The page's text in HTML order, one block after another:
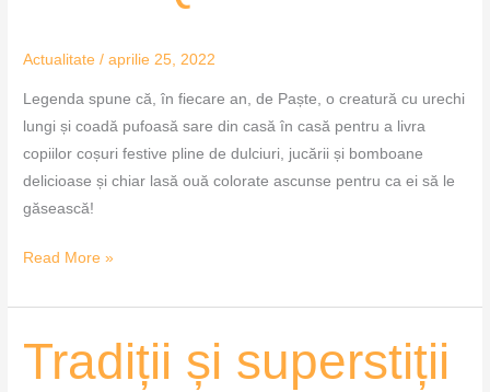
Actualitate /aprilie 25, 2022
Legenda spune că, în fiecare an, de Paște, o creatură cu urechi
lungi și coadă pufoasă sare din casă în casă pentru a livra
copiilor coșuri festive pline de dulciuri, jucării și bomboane
delicioase și chiar lasă ouă colorate ascunse pentru ca ei să le
găsească!
Read More »
Tradiții și superstiții
Tradiții